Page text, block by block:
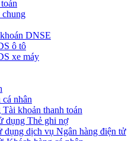
DNSE
ô tô
xe máy
nhân
khoản thanh toán
dụng Thẻ ghi nợ
dụng dịch vụ Ngân hàng điện tử